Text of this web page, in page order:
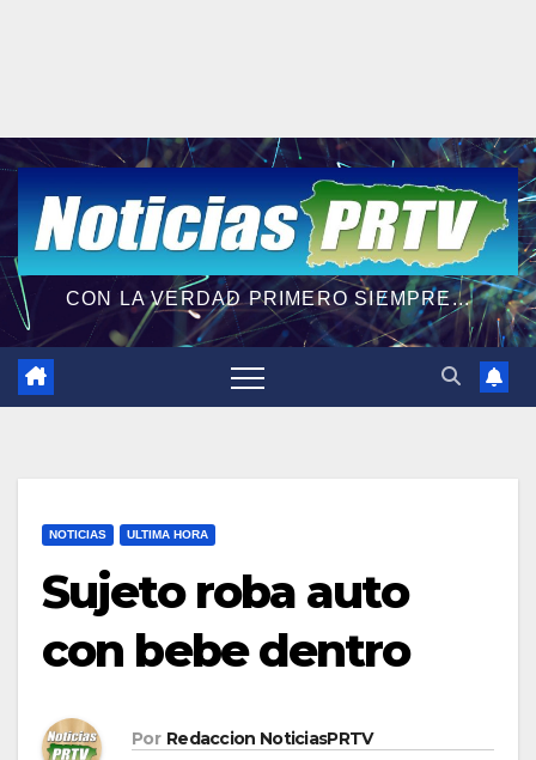
CON LA VERDAD PRIMERO SIEMPRE...
NOTICIAS ULTIMA HORA
Sujeto roba auto
con bebe dentro
Por Redaccion NoticiasPRTV